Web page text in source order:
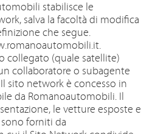
stabilisce le
salva la facoltà di modifica
che segue.
collegato (quale satellite)
collaboratore o subagente
sito network è concesso in
da Romanoautomobili. Il
le vetture esposte e
forniti da